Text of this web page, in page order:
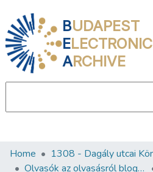
BUDAPEST
ELECTRONIC
ARCHIVE
Communities & Collections
Home
Olvasók az olvasásról blog könyvajánlói